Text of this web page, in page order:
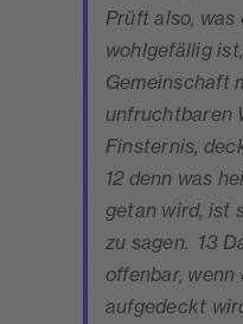
Prüft also, was
wohlgefällig
Gemeinschaft
unfruchtbaren
Finsternis,
12 denn was
getan wird, ist
zu sagen. 13
offenbar, wenn
aufgedeckt